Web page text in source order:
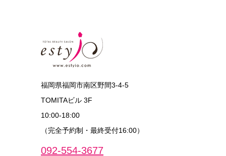
福岡県福岡市南区野間3-4-5
TOMITAビル 3F
10:00‐18:00
（完全予約制・最終受付16:00）
092-554-3677